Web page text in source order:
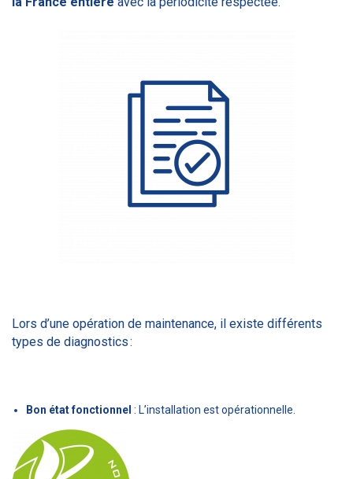
Lors d’une opération de maintenance, il existe différents
types de diagnostics :
Bon état fonctionnel : L’installation est opérationnelle.